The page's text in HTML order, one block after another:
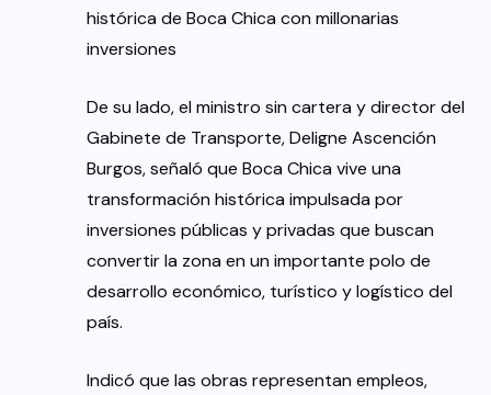
histórica de Boca Chica con millonarias
inversiones
De su lado, el ministro sin cartera y director del
Gabinete de Transporte, Deligne Ascención
Burgos, señaló que Boca Chica vive una
transformación histórica impulsada por
inversiones públicas y privadas que buscan
convertir la zona en un importante polo de
desarrollo económico, turístico y logístico del
país.
Indicó que las obras representan empleos,